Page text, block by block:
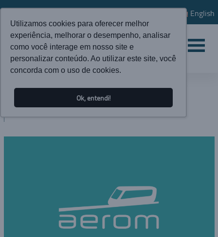
Utilizamos cookies para oferecer melhor
experiência, melhorar o desempenho, analisar
como você interage em nosso site e
personalizar conteúdo. Ao utilizar este site, você
concorda com o uso de cookies.
Ok, entendi!
English
ATUALIDADES
BLOG